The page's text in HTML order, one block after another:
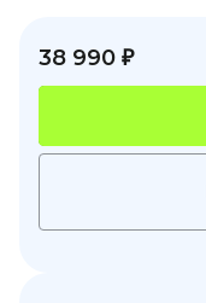
38 990 ₽